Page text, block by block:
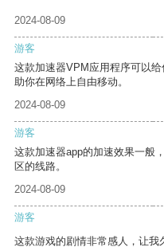
2024-08-09
游客
这款加速器VPM应用程序可以
助你在网络上自由移动。
2024-08-09
游客
这款加速器app的加速效果一般
区的线路。
2024-08-09
游客
这款游戏的剧情非常感人，让我